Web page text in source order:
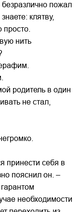
пожал
клятву,
просто.
нить
родитель в один
не стал,
принести себя в
пояснил он. –
необходимости